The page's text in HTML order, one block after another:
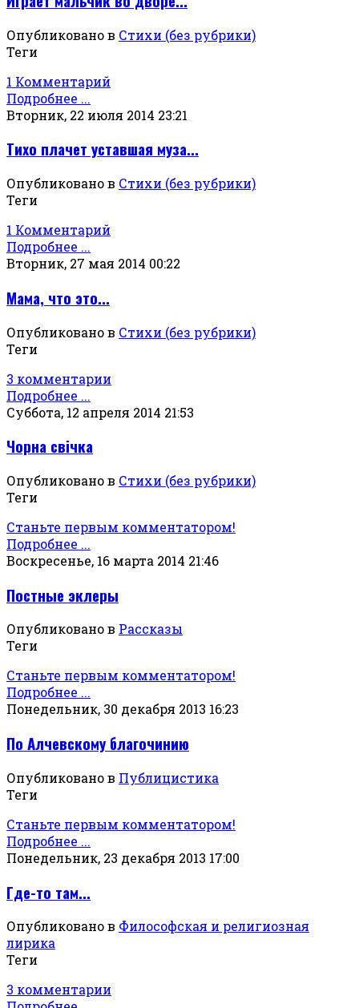
Опубликовано в Стихи (без рубрики)
Теги
1 Комментарий
Подробнее ...
Вторник, 22 июля 2014 23:21
Тихо плачет уставшая муза...
Опубликовано в Стихи (без рубрики)
Теги
1 Комментарий
Подробнее ...
Вторник, 27 мая 2014 00:22
Мама, что это...
Опубликовано в Стихи (без рубрики)
Теги
3 комментарии
Подробнее ...
Суббота, 12 апреля 2014 21:53
Чорна свiчка
Опубликовано в Стихи (без рубрики)
Теги
Станьте первым комментатором!
Подробнее ...
Воскресенье, 16 марта 2014 21:46
Постные эклеры
Опубликовано в Рассказы
Теги
Станьте первым комментатором!
Подробнее ...
Понедельник, 30 декабря 2013 16:23
По Алчевскому благочинию
Опубликовано в Публицистика
Теги
Станьте первым комментатором!
Подробнее ...
Понедельник, 23 декабря 2013 17:00
Где-то там...
Опубликовано в Философская и религиозная
лирика
Теги
3 комментарии